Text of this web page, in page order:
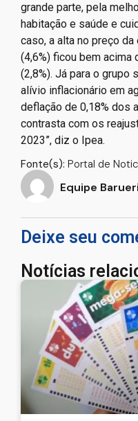
grande parte, pela
habitação e saúde e
caso, a alta no preço
(4,6%) ficou bem acima
(2,8%). Já para o grupo
alívio inflacionário em
deflação de 0,18% dos
contrasta com os
2023”, diz o Ipea.
Fonte(s): Portal de
Equipe
Deixe seu
Notícias